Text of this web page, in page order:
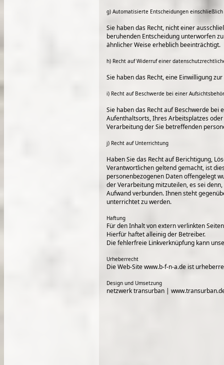
g) Automatisierte Entscheidungen
Sie haben das Recht, nicht einer
beruhenden Entscheidung unterworfen
ähnlicher Weise erheblich beeinträchtigt.
h) Recht auf Widerruf einer
Sie haben das Recht, eine Einwilligung
i) Recht auf Beschwerde bei einer
Sie haben das Recht auf Beschwerde
Aufenthaltsorts, Ihres Arbeitsplatzes
Verarbeitung der Sie betreffenden
j) Recht auf Unterrichtung
Haben Sie das Recht auf Berichtigung,
Verantwortlichen geltend gemacht, ist
personenbezogenen Daten offengelegt
der Verarbeitung mitzuteilen, es sei
Aufwand verbunden. Ihnen steht
unterrichtet zu werden.
Haftung
Für den Inhalt von extern verlinkten
Hierfür haftet alleinig der Betreiber.
Die fehlerfreie Linkverknüpfung kann
Urheberrecht
Die Web-Site www.b-f-n-a.de ist
Design und Umsetzung
netzwerk transurban |